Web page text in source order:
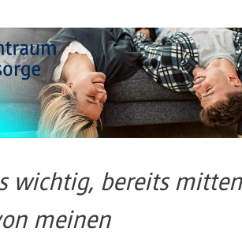
wichtig, bereits mitten
meinen